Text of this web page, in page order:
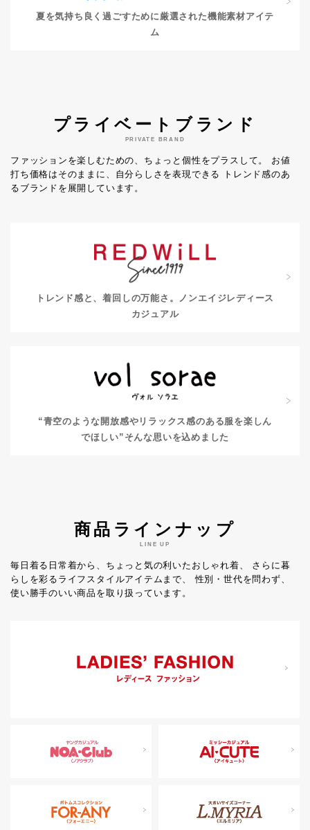
夏を気持ち良く過ごすために 厳選された機能素材アイテ
ム
プライベートブランド
PRIVATE BRAND
ファッションを楽しむための、ちょっと個性をプラスして。
お値
打ち価格はそのままに、自分らしさを表現できる
トレンド感のあ
るブランドを展開しています。
トレンド感と、着回しの万能さ。
ノンエイジレディース
カジュアル
“青空のような開放感やリラックス感のある服を楽しん
でほしい” そんな思いを込めました
商品ラインナップ
LINE UP
毎日着る日常着から、ちょっと気の利いたおしゃれ着、
さらに暮
らしを彩るライフスタイルアイテムまで、
性別・世代を問わず、
使い勝手のいい商品を取り扱っています。